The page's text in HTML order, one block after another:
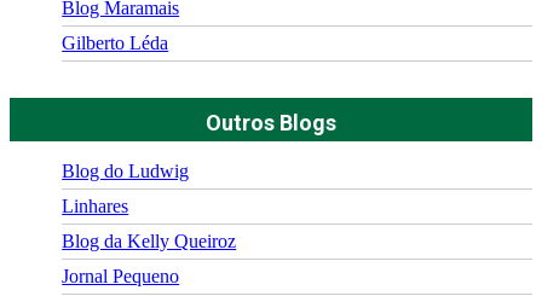
Blog Maramais
Gilberto Léda
Outros Blogs
Blog do Ludwig
Linhares
Blog da Kelly Queiroz
Jornal Pequeno